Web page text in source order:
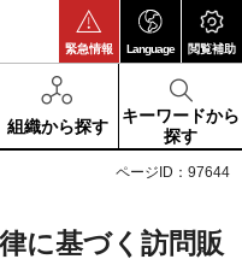
緊急情報 Language 閲覧補助
組織から探す
キーワードから
探す
ページID：97644
に基づく訪問販